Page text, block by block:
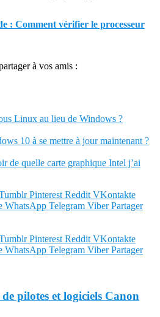
: Comment vérifier le processeur
à vos amis :
Linux au lieu de Windows ?
10 à se mettre à jour maintenant ?
de quelle carte graphique Intel j’ai
Pinterest Reddit VKontakte
WhatsApp Telegram Viber Partager
Pinterest Reddit VKontakte
WhatsApp Telegram Viber Partager
pilotes et logiciels Canon